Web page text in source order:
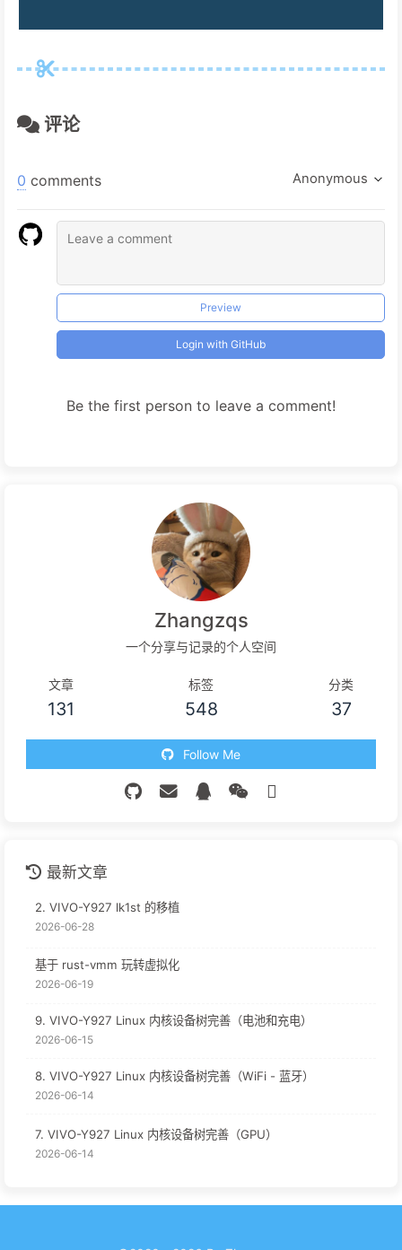
评论
0 comments Anonymous
Preview
Login with GitHub
Be the first person to leave a comment!
Zhangzqs
一个分享与记录的个人空间
文章
131
标签
548
分类
37
Follow Me
最新文章
2. VIVO-Y927 lk1st 的移植
2026-06-28
基于 rust-vmm 玩转虚拟化
2026-06-19
9. VIVO-Y927 Linux 内核设备树完善（电池和充电）
2026-06-15
8. VIVO-Y927 Linux 内核设备树完善（WiFi - 蓝牙）
2026-06-14
7. VIVO-Y927 Linux 内核设备树完善（GPU）
2026-06-14